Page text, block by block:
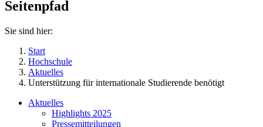
Seitenpfad
Sie sind hier:
Start
Hochschule
Aktuelles
Unterstützung für internationale Studierende benötigt
Aktuelles
Highlights 2025
Pressemitteilungen